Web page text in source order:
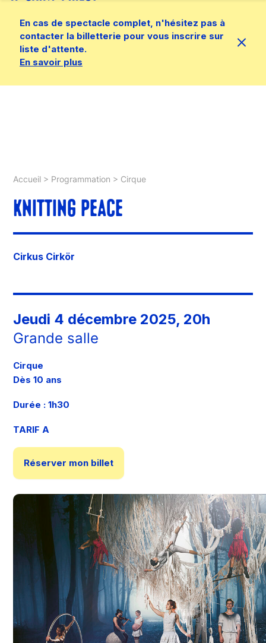
En cas de spectacle complet, n'hésitez pas à
contacter la billetterie pour vous inscrire sur
liste d'attente.
En savoir plus
Accueil > Programmation > Cirque
KNITTING PEACE
Cirkus Cirkör
Jeudi 4 décembre 2025, 20h
Grande salle
Cirque
Dès 10 ans
Durée : 1h30
TARIF A
Réserver mon billet